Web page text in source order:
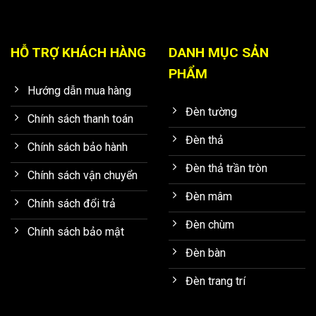
HỖ TRỢ KHÁCH HÀNG
Hướng dẫn mua hàng
Chính sách thanh toán
Chính sách bảo hành
Chính sách vận chuyển
Chính sách đổi trả
Chính sách bảo mật
DANH MỤC SẢN
PHẨM
Đèn tường
Đèn thả
Đèn thả trần tròn
Đèn mâm
Đèn chùm
Đèn bàn
Đèn trang trí